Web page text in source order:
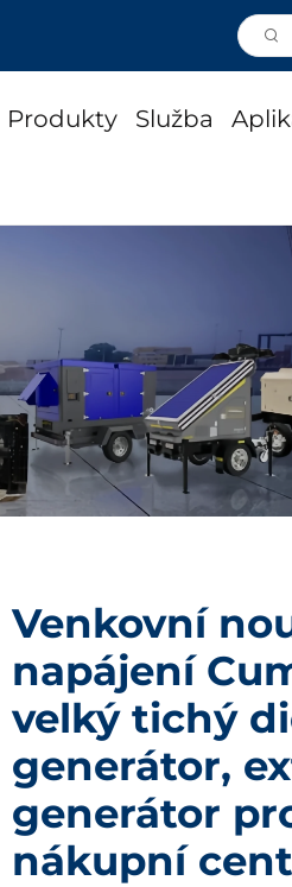
Produkty Služba
Venkovní
napájení
velký tichý
generátor,
generátor
nákupní